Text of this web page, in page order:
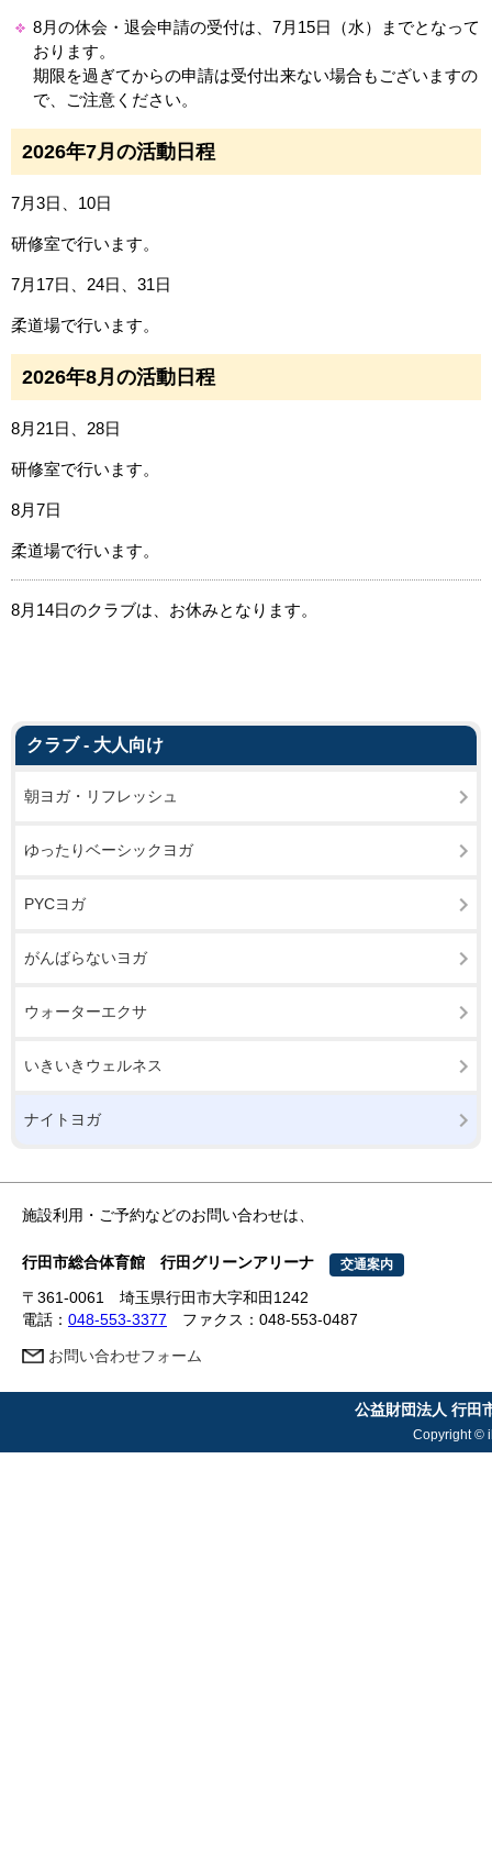
8月の休会・退会申請の受付は、7月15日（水）までとなって
おります。
期限を過ぎてからの申請は受付出来ない場合もございますの
で、ご注意ください。
2026年7月の活動日程
7月3日、10日
研修室で行います。
7月17日、24日、31日
柔道場で行います。
2026年8月の活動日程
8月21日、28日
研修室で行います。
8月7日
柔道場で行います。
8月14日のクラブは、お休みとなります。
クラブ - 大人向け
朝ヨガ・リフレッシュ
ゆったりベーシックヨガ
PYCヨガ
がんばらないヨガ
ウォーターエクサ
いきいきウェルネス
ナイトヨガ
施設利用・ご予約などのお問い合わせは、
行田市総合体育館 行田グリーンアリーナ 交通案内
〒361-0061 埼玉県行田市大字和田1242
電話： 048-553-3377 ファクス：048-553-0487
お問い合わせフォーム
公益財団法人 行田
Copyright ©